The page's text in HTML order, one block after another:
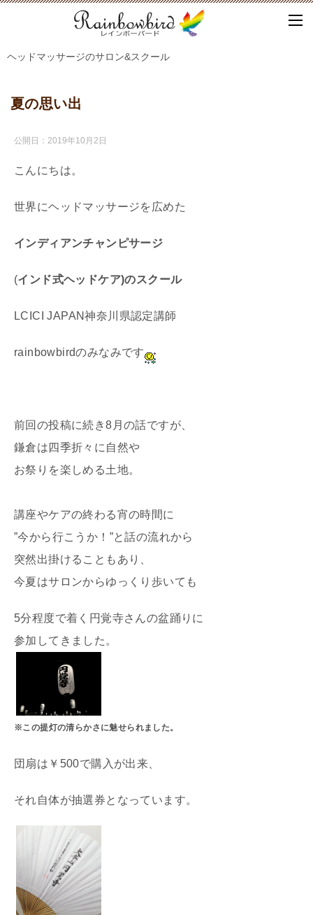
ヘッドマッサージのサロン&スクール
夏の思い出
公開日： 2019年10月2日
こんにちは。
世界にヘッドマッサージを広めた
インディアンチャンピサージ
(インド式ヘッドケア)のスクール
LCICI JAPAN神奈川県認定講師
rainbowbirdのみなみです
前回の投稿に続き8月の話ですが、
鎌倉は四季折々に自然や
お祭りを楽しめる土地。
講座やケアの終わる宵の時間に
”今から行こうか！”と話の流れから
突然出掛けることもあり、
今夏はサロンからゆっくり歩いても
5分程度で着く円覚寺さんの盆踊りに
参加してきました。
※この提灯の清らかさに魅せられました。
団扇は￥500で購入が出来、
それ自体が抽選券となっています。